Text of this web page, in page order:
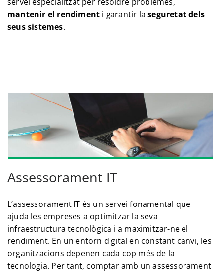
servei especialitzat per resoldre problemes,
mantenir el rendiment i garantir laseguretat dels
seus sistemes.
Assessorament IT
L’assessorament IT és un servei fonamental que
ajuda les empreses a optimitzar la seva
infraestructura tecnològica i a maximitzar-ne el
rendiment. En un entorn digital en constant canvi, les
organitzacions depenen cada cop més de la
tecnologia. Per tant, comptar amb un assessorament